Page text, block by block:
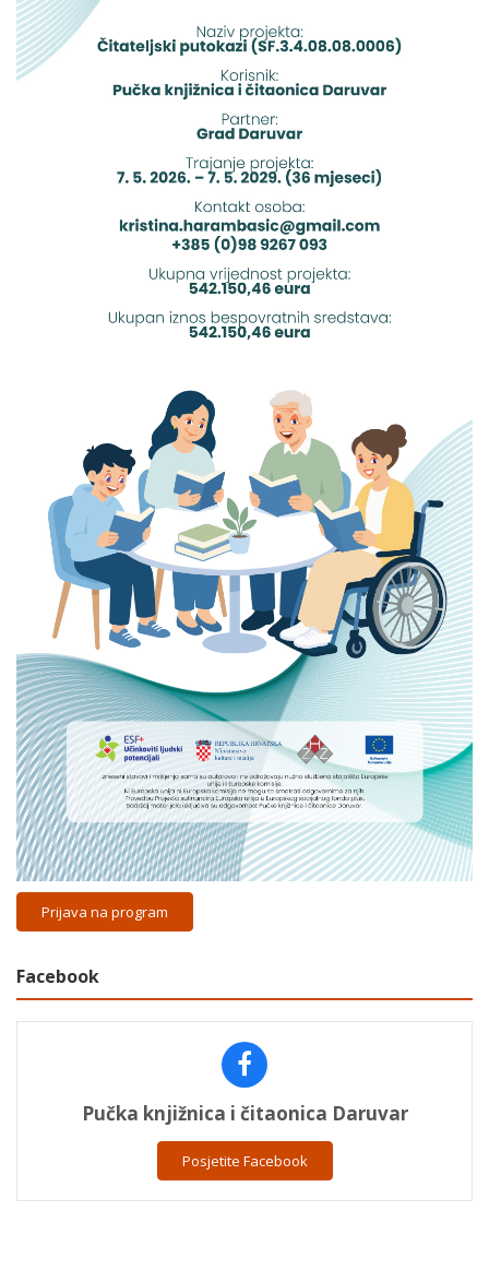
Prijava na program
Facebook
Pučka knjižnica i čitaonica Daruvar
Posjetite Facebook